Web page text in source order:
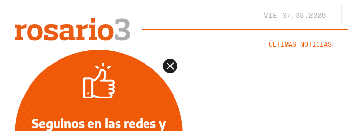
VIE 07.08.2026
ÚLTIMAS NOTICIAS
Seguinos en las redes y